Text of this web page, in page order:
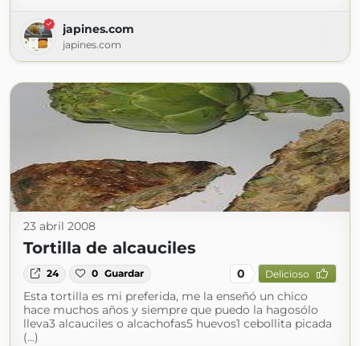
japines.com
japines.com
23 abril 2008
Tortilla de alcauciles
24 0 Guardar 0 Delicioso
Esta tortilla es mi preferida, me la enseñó un chico
hace muchos años y siempre que puedo la hagosólo
lleva3 alcauciles o alcachofas5 huevos1 cebollita picada
(...)